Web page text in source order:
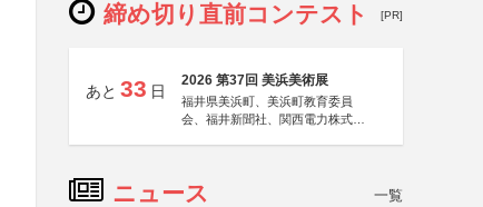
締め切り直前コンテスト [PR]
あと 33 日
2026 第37回 美浜美術展
福井県美浜町、美浜町教育委員
会、福井新聞社、関西電力株式会
ニュース 一覧